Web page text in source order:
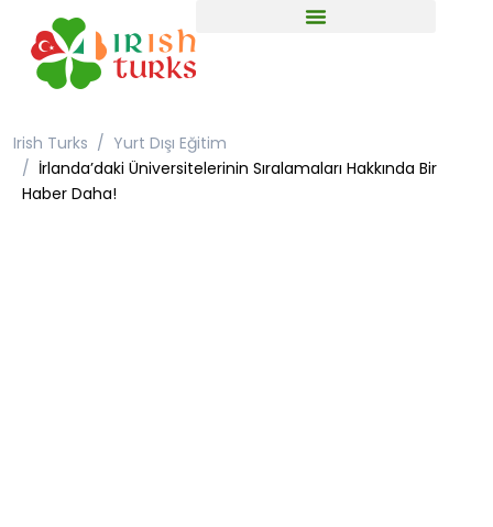
Irish Turks
Yurt Dışı Eğitim
İrlanda’daki Üniversitelerinin Sıralamaları Hakkında Bir
Haber Daha!